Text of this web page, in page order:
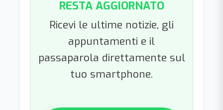
RESTA AGGIORNATO
Ricevi le ultime notizie, gli
appuntamenti e il
passaparola direttamente sul
tuo smartphone.